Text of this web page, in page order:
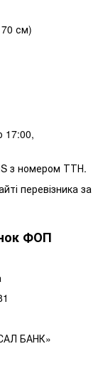
см)
17:00,
з номером ТТН.
перевізника за
ФОП
БАНК»